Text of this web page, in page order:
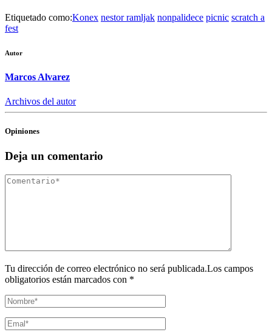
Etiquetado como:Konex nestor ramljak nonpalidece picnic scratch a
fest
Autor
Marcos Alvarez
Archivos del autor
Opiniones
Deja un comentario
Tu dirección de correo electrónico no será publicada.Los campos
obligatorios están marcados con *